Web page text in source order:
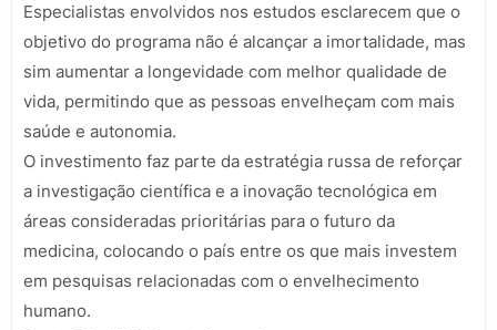
Especialistas envolvidos nos estudos esclarecem que o
objetivo do programa não é alcançar a imortalidade, mas
sim aumentar a longevidade com melhor qualidade de
vida, permitindo que as pessoas envelheçam com mais
saúde e autonomia.
O investimento faz parte da estratégia russa de reforçar
a investigação científica e a inovação tecnológica em
áreas consideradas prioritárias para o futuro da
medicina, colocando o país entre os que mais investem
em pesquisas relacionadas com o envelhecimento
humano.